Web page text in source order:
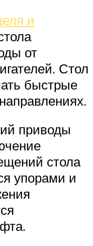
и
от
Стол
быстрые
приводы
стола
упорами и